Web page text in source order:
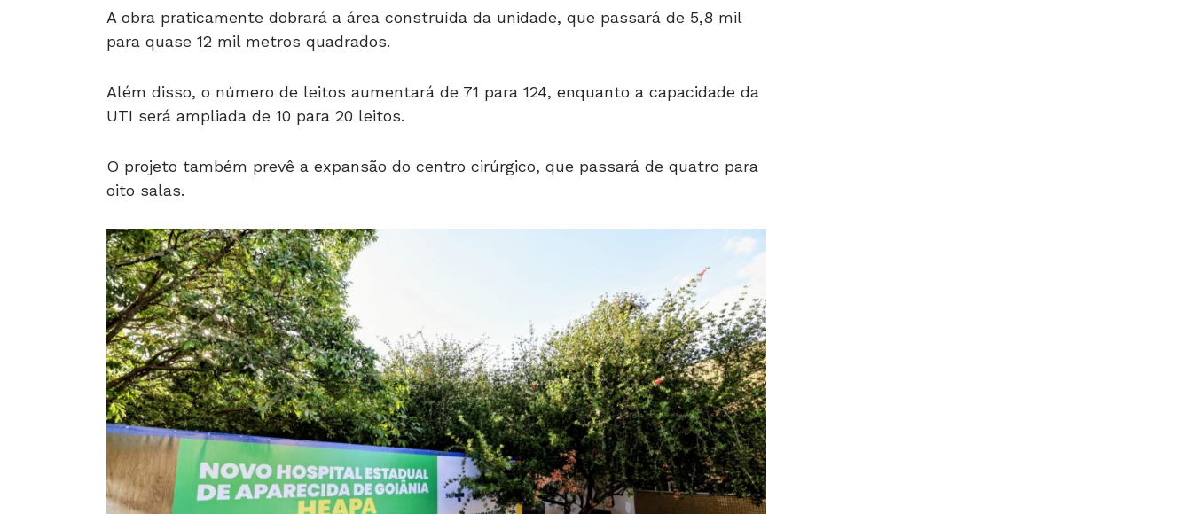
A obra praticamente dobrará a área construída da unidade, que passará de 5,8 mil
para quase 12 mil metros quadrados.
Além disso, o número de leitos aumentará de 71 para 124, enquanto a capacidade da
UTI será ampliada de 10 para 20 leitos.
O projeto também prevê a expansão do centro cirúrgico, que passará de quatro para
oito salas.